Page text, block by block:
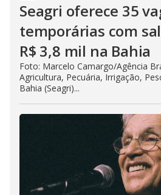
Seagri oferece 35
temporárias com
R$ 3,8 mil na Bahia
Foto: Marcelo Camargo/Agência
Agricultura, Pecuária, Irrigação,
Bahia (Seagri)...